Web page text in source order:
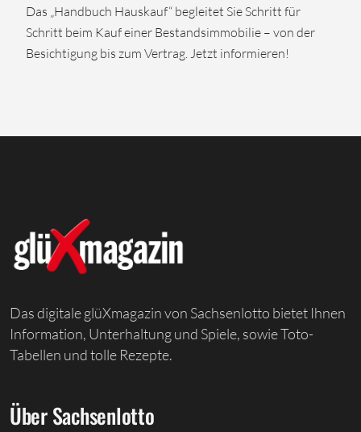
Das „Handbuch Hauskauf“ begleitet Sie Schritt für
Schritt beim Kauf einer Bestandsimmobilie – von der
Besichtigung bis zum Vertrag. Jetzt informieren!
Das digitale glüXmagazin von Sachsenlotto bietet Ihnen
Information, Unterhaltung und Spiele, sowie Toto-
Tabellen und tolle Rezepte.
Über Sachsenlotto